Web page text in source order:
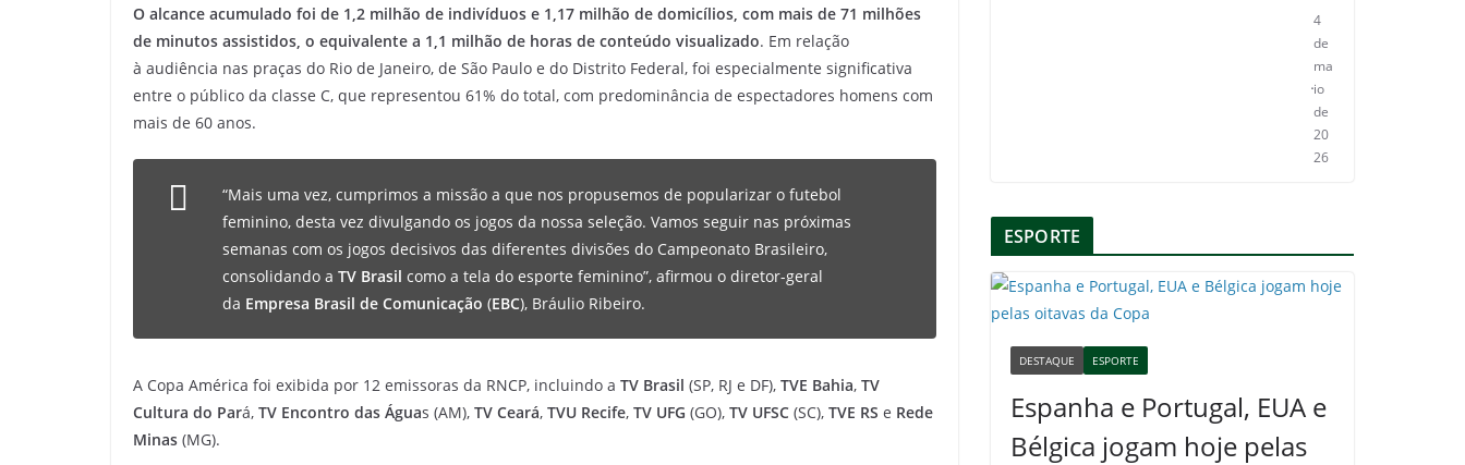
O alcance acumulado foi de 1,2 milhão de indivíduos e 1,17 milhão de domicílios, com mais de 71 milhões
de minutos assistidos, o equivalente a 1,1 milhão de horas de conteúdo visualizado. Em relação
à audiência nas praças do Rio de Janeiro, de São Paulo e do Distrito Federal, foi especialmente significativa
entre o público da classe C, que representou 61% do total, com predominância de espectadores homens com
mais de 60 anos.
“Mais uma vez, cumprimos a missão a que nos propusemos de popularizar o futebol
feminino, desta vez divulgando os jogos da nossa seleção. Vamos seguir nas próximas
semanas com os jogos decisivos das diferentes divisões do Campeonato Brasileiro,
consolidando a TV Brasil como a tela do esporte feminino”, afirmou o diretor-geral
da Empresa Brasil de Comunicação (EBC), Bráulio Ribeiro.
A Copa América foi exibida por 12 emissoras da RNCP, incluindo a TV Brasil (SP, RJ e DF), TVE Bahia, TV
Cultura do Pará, TV Encontro das Águas (AM), TV Ceará, TVU Recife, TV UFG (GO), TV UFSC (SC), TVE RS e Rede
Minas (MG).
4
de
ma
io
de
20
26
ESPORTE
DESTAQUE ESPORTE
Espanha e Portugal, EUA e
Bélgica jogam hoje pelas